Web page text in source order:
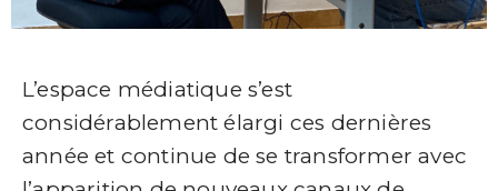
L’espace médiatique s’est
considérablement élargi ces dernières
année et continue de se transformer avec